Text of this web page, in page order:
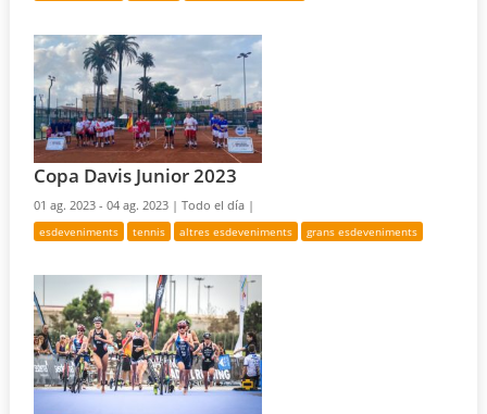
Copa Davis Junior 2023
01 ag. 2023 - 04 ag. 2023 |Todo el día |
esdeveniments tennis altres esdeveniments grans esdeveniments